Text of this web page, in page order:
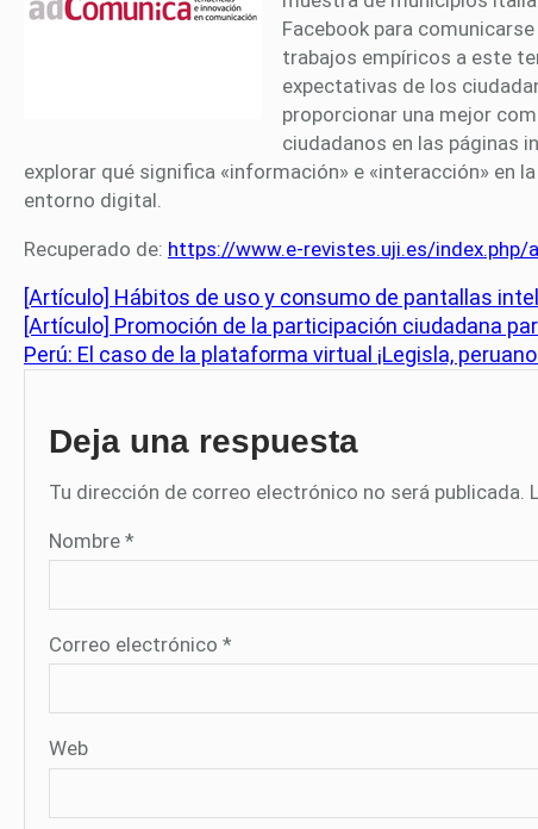
Facebook para
trabajos empíricos a este
expectativas de los
proporcionar una mejor
ciudadanos en las páginas
explorar qué significa «información» e «interacción» en
entorno digital.
Recuperado de: https://www.e-revistes.uji.es/
[Artículo] Hábitos de uso y consumo de pantallas
[Artículo] Promoción de la participación ciudadana
Perú: El caso de la plataforma virtual ¡Legisla,
Deja una respuesta
Tu dirección de correo electrónico no será publicada.
Nombre *
Correo electrónico *
Web